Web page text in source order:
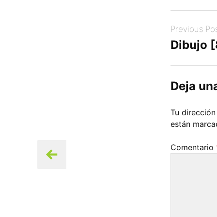
Previous
Dibujo
Deja
Tu
están
Comentario